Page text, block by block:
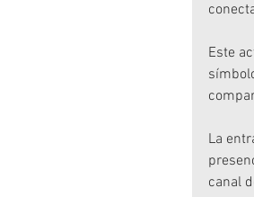
Este
La
canal